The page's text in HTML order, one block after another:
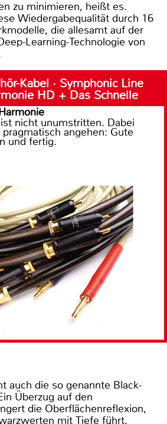
zu minimieren, heißt es.
Wiedergabequalität durch 16
die allesamt auf der
Learning-Technologie von
Kabel · Symphonic Line
HD + Das Schnelle
nicht unumstritten. Dabei
angehen: Gute
und fertig.
auch die so genannte Black-
Überzug auf den
die Oberflächenreflexion,
mit Tiefe führt,